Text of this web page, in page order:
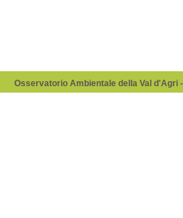
Osservatorio Ambientale della Val d'Agri